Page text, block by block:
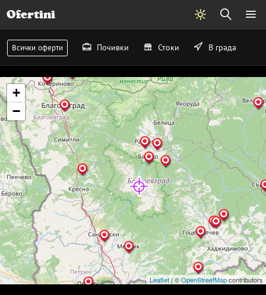
Ofertini
Всички оферти Почивки Стоки В града
+
−
Leaflet | ©OpenStreetMapcontributors